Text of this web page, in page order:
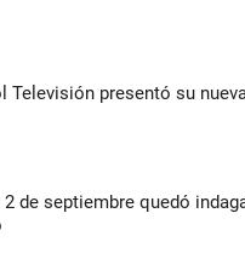
Televisión presentó su
2 de septiembre quedó